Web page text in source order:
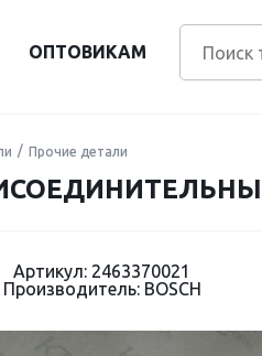
ОПТОВИКАМ
Прочие детали
Артикул: 2463370021
Производитель: BOSCH